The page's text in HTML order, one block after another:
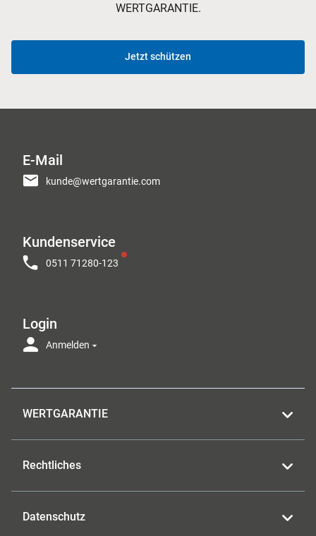
WERTGARANTIE.
Jetzt schützen
E-Mail
kunde@wertgarantie.com
Kundenservice
0511 71280-123
Login
Anmelden
WERTGARANTIE
Rechtliches
Datenschutz